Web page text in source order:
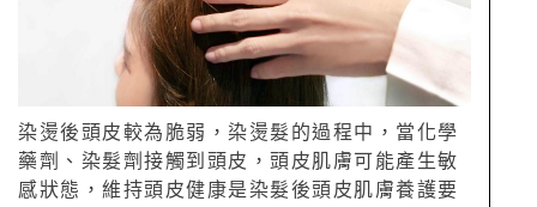
染燙後頭皮較為脆弱，染燙髮的過程中，當化學
藥劑、染髮劑接觸到頭皮，頭皮肌膚可能產生敏
感狀態，維持頭皮健康是染髮後頭皮肌膚養護要